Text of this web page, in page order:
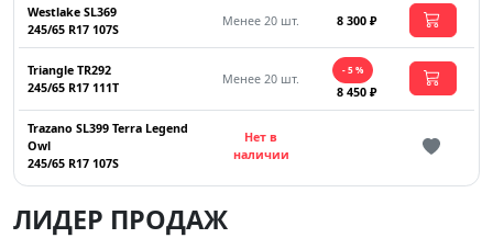
Westlake SL369
245/65 R17 107S
Менее 20 шт. 8 300 ₽
Triangle TR292
245/65 R17 111T
Менее 20 шт.
- 5 %
8 450 ₽
Trazano SL399 Terra Legend
Owl
245/65 R17 107S
Нет в
наличии
ЛИДЕР ПРОДАЖ